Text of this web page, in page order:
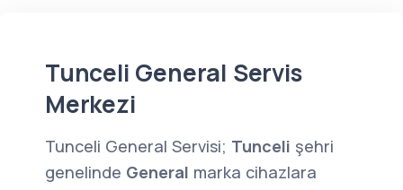
Tunceli General Servis
Merkezi
Tunceli General Servisi; Tunceli şehri
genelinde General marka cihazlara